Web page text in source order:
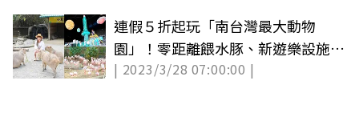
連假５折起玩「南台灣最大動物
園」！零距離餵水豚、新遊樂設施，
遛小孩快衝
| 2023/3/28 07:00:00 |